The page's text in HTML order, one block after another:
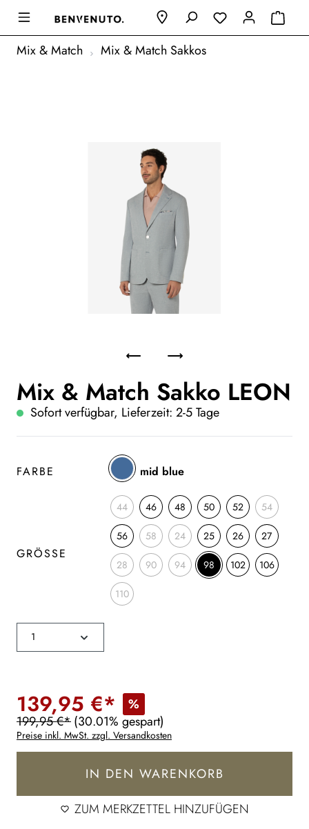
Mix & Match Mix & Match Sakkos
Mix & Match Sakko LEON
Sofort verfügbar, Lieferzeit: 2-5 Tage
FARBE mid blue
GRÖSSE
44 46 48 50 52 54
56 58 24 25 26 27
28 90 94 98 102 106
110
139,95 €*
%
199,95 €*(30.01% gespart)
Preise inkl. MwSt. zzgl. Versandkosten
IN DEN WARENKORB
ZUM MERKZETTEL HINZUFÜGEN